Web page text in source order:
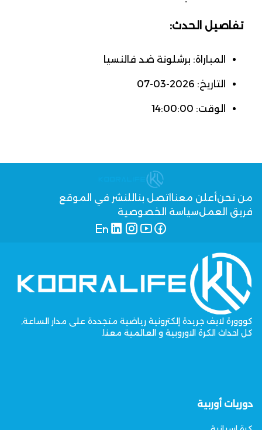
تفاصيل الحدث:
المباراة: برشلونة ضد فالنسيا
التاريخ: 2026-03-07
الوقت: 14:00:00
من نحنأعلن معنا اتصل بنا للنشر في الموقع
فريق العملسياسة الخصوصية
كووورة لايف جريدة إلكترونية رياضية متجددة على مدار الساعة,
كل احداث الكرة الاوروبية و العالمية معنا.
دوريات أوربية